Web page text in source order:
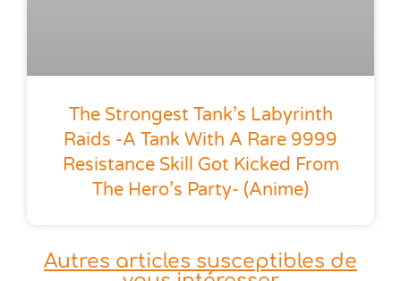
The Strongest Tank’s Labyrinth
Raids -A Tank With A Rare 9999
Resistance Skill Got Kicked From
The Hero’s Party- (anime)
Autres articles susceptibles de